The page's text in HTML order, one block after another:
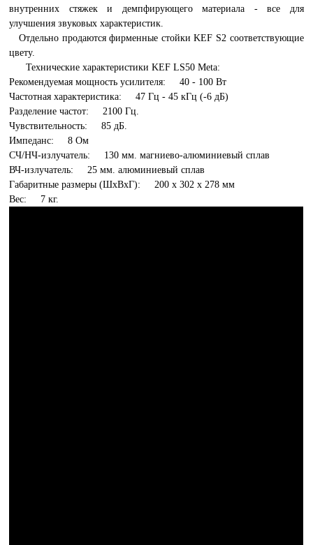
внутренних стяжек и демпфирующего материала - все для
улучшения звуковых характеристик.
Отдельно продаются фирменные стойки KEF S2 соответствующие
цвету.
Технические характеристики KEF LS50 Meta:
Рекомендуемая мощность усилителя: 40 - 100 Вт
Частотная характеристика: 47 Гц - 45 кГц (-6 дБ)
Разделение частот: 2100 Гц.
Чувствительность: 85 дБ.
Импеданс: 8 Ом
СЧ/НЧ-излучатель: 130 мм. магниево-алюминиевый сплав
ВЧ-излучатель: 25 мм. алюминиевый сплав
Габаритные размеры (ШхВхГ): 200 х 302 х 278 мм
Вес: 7 кг.